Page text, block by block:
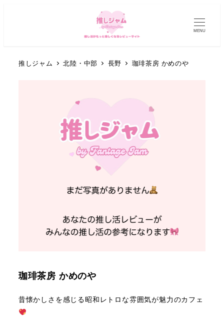
MENU
推しジャム 北陸・中部 長野 珈琲茶房 かめのや
珈琲茶房 かめのや
昔懐かしさを感じる昭和レトロな雰囲気が魅力のカフェ